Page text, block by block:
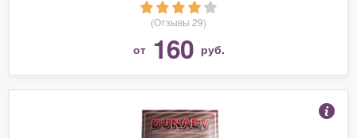
(Отзывы 29)
от 160 руб.